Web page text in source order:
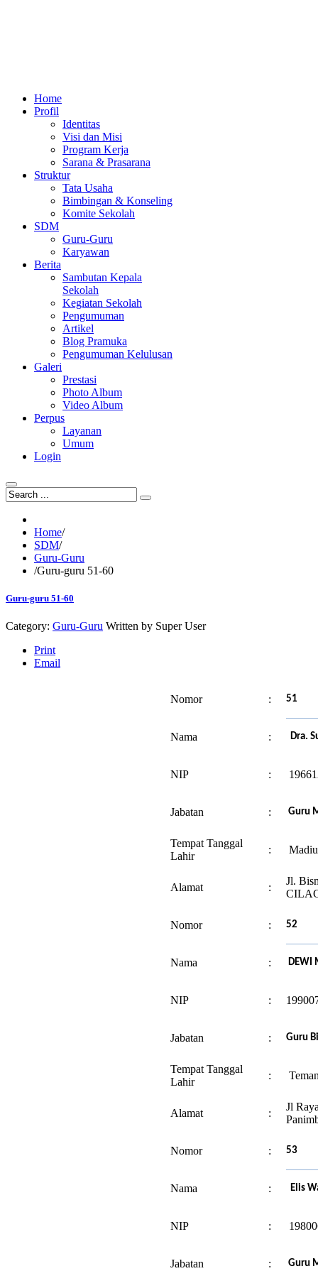
Home
Profil
Identitas
Visi dan Misi
Program Kerja
Sarana & Prasarana
Struktur
Tata Usaha
Bimbingan & Konseling
Komite Sekolah
SDM
Guru-Guru
Karyawan
Berita
Sambutan Kepala
Sekolah
Kegiatan Sekolah
Pengumuman
Artikel
Blog Pramuka
Pengumuman Kelulusan
Galeri
Prestasi
Photo Album
Video Album
Perpus
Layanan
Umum
Login
Home/
SDM/
Guru-Guru
/Guru-guru 51-60
Guru-guru 51-60
Category: Guru-Guru Written by Super User
Print
Email
Nomor : 51
Nama : Dra.
NIP :
Jabatan : Guru
Tempat Tanggal
Lahir
:
Alamat :
Jl.
Nomor : 52
Nama : DEWI
NIP :
Jabatan : Guru
Tempat Tanggal
Lahir
:
Alamat :
Jl
Nomor : 53
Nama : Elis
NIP :
Jabatan : Guru